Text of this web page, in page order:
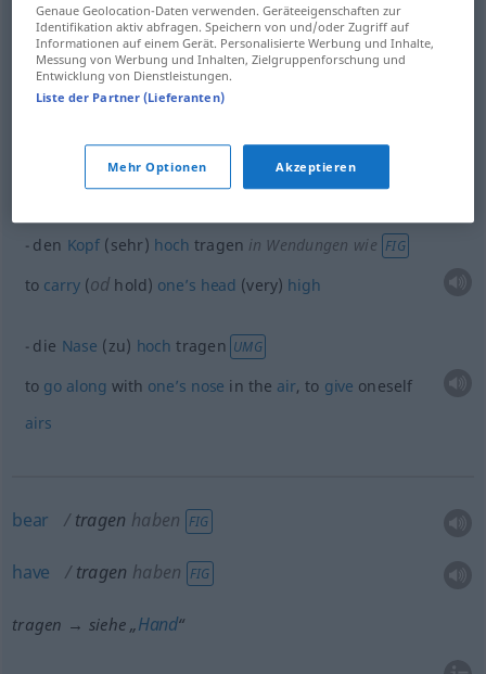
wear tragenKleider, Schmuck, Brille, Haar etc
den Kopf(sehr) hoch tragen in Wendungen wie FIG
to carry(od hold) one’s head (very) high
die Nase (zu) hoch tragen UMG
to go along with one’s nose in the air, to give oneself
airs
bear tragen haben FIG
have tragen haben FIG
tragen → siehe „Hand“
Genaue Geolocation-Daten verwenden. Geräteeigenschaften zur
Identifikation aktiv abfragen. Speichern von und/oder Zugriff auf
Informationen auf einem Gerät. Personalisierte Werbung und Inhalte,
Messung von Werbung und Inhalten, Zielgruppenforschung und
Entwicklung von Dienstleistungen.
Liste der Partner (Lieferanten)
Mehr Optionen Akzeptieren